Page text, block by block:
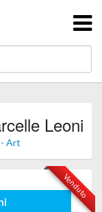
Leoni
Art
Venduto